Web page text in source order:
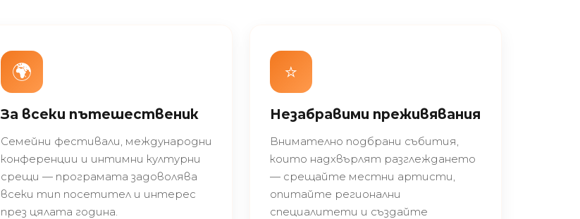
🌍
За всеки пътешественик
Семейни фестивали, международни
конференции и интимни културни
срещи — програмата задоволява
всеки тип посетител и интерес
през цялата година.
⭐
Незабравими преживявания
Внимателно подбрани събития,
които надхвърлят разглеждането
— срещайте местни артисти,
опитайте регионални
специалитети и създайте